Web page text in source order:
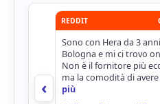
‹
REDDIT
Sono con Hera da 3
Bologna e mi ci trovo
Non è il fornitore più
ma la comodità di avere
più